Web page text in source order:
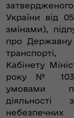
України від
змінами),
про
транспорті,
Кабінету
року № 103
умовами
діяльності